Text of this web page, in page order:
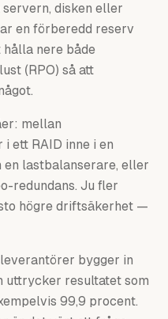
disken eller
en förberedd reserv
nere både
(RPO) så att
mellan
ett RAID inne i en
lastbalanserare, eller
redundans. Ju fler
högre driftsäkerhet —
bygger in
resultatet som
99,9 procent.